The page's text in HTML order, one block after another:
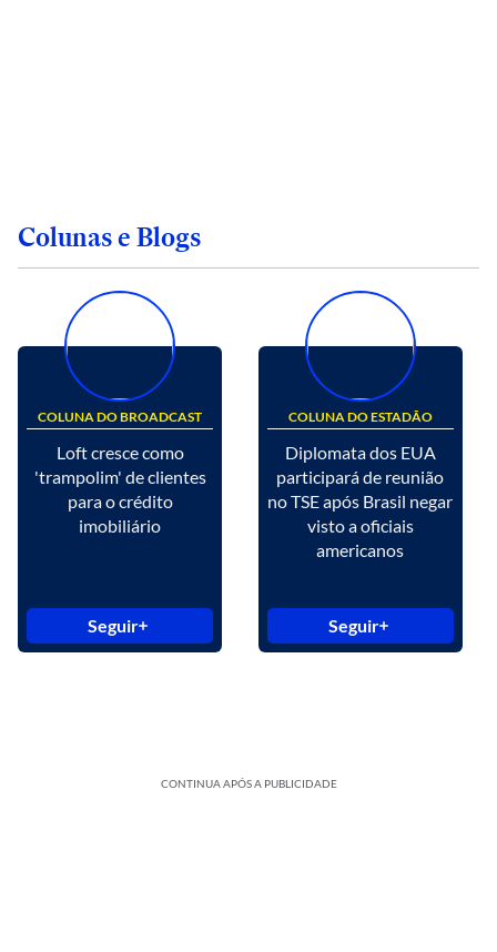
Colunas e Blogs
COLUNA DO BROADCAST
Loft cresce como
'trampolim' de clientes
para o crédito
imobiliário
Seguir
COLUNA DO ESTADÃO
Diplomata dos EUA
participará de reunião
no TSE após Brasil negar
visto a oficiais
americanos
Seguir
CONTINUA APÓS A PUBLICIDADE